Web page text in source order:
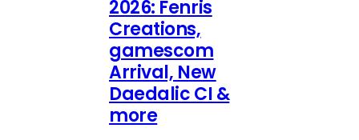
2026: Fenris
Creations,
gamescom
Arrival, New
Daedalic CI &
more